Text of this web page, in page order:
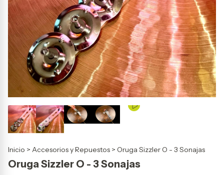
Inicio > Accesorios y Repuestos > Oruga Sizzler O - 3 Sonajas
Oruga Sizzler O - 3 Sonajas